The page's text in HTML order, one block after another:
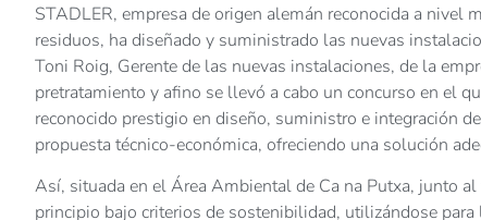
STADLER, empresa de origen alemán reconocida a nivel
residuos, ha diseñado y suministrado las nuevas
Toni Roig, Gerente de las nuevas instalaciones, de la
pretratamiento y afino se llevó a cabo un concurso en el
reconocido prestigio en diseño, suministro e integración
propuesta técnico-económica, ofreciendo una solución
Así, situada en el Área Ambiental de Ca na Putxa, junto
principio bajo criterios de sostenibilidad, utilizándose